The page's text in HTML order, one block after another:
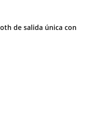
de salida única con